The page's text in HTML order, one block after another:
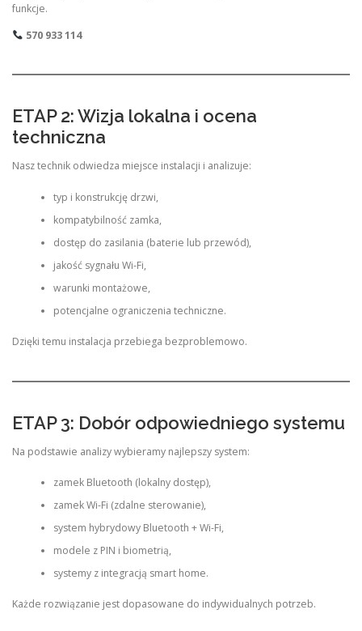
funkcje.
570 933 114
ETAP 2: Wizja lokalna i ocena
techniczna
Nasz technik odwiedza miejsce instalacji i analizuje:
typ i konstrukcję drzwi,
kompatybilność zamka,
dostęp do zasilania (baterie lub przewód),
jakość sygnału Wi-Fi,
warunki montażowe,
potencjalne ograniczenia techniczne.
Dzięki temu instalacja przebiega bezproblemowo.
ETAP 3: Dobór odpowiedniego systemu
Na podstawie analizy wybieramy najlepszy system:
zamek Bluetooth (lokalny dostęp),
zamek Wi-Fi (zdalne sterowanie),
system hybrydowy Bluetooth + Wi-Fi,
modele z PIN i biometrią,
systemy z integracją smart home.
Każde rozwiązanie jest dopasowane do indywidualnych potrzeb.